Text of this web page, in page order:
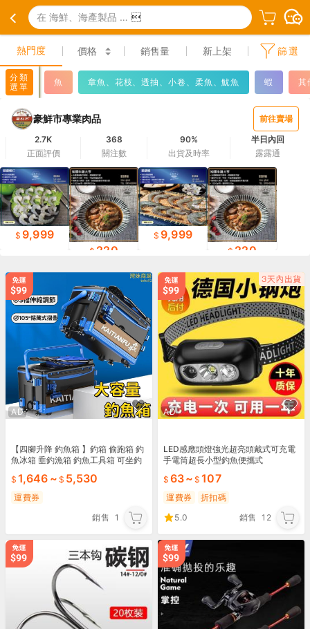
在 海鮮、海產製品 中搜尋 
熱門度 價格 銷售量 新上架 篩選
分類
選單
魚 章魚、花枝、透抽、小卷、柔魚、魷魚 蝦 其
豪鮮市專業肉品
前往賣場
2.7K
正面評價
368
關注數
90%
出貨及時率
半日內回
露露通
9,999
220
9,999
220
AD
【四腳升降 釣魚箱 】釣箱 偷跑箱 釣
魚冰箱 垂釣漁箱 釣魚工具箱 可坐釣
1,646 ~ 5,530
運費券
銷售 1
AD
LED感應頭燈強光超亮頭戴式可充電
手電筒超長小型釣魚便攜式
63~ 107
運費券
折扣碼
5.0
銷售 12